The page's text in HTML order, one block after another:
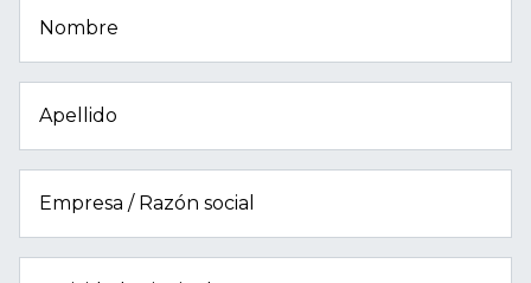
Nombre
Apellido
Empresa / Razón social